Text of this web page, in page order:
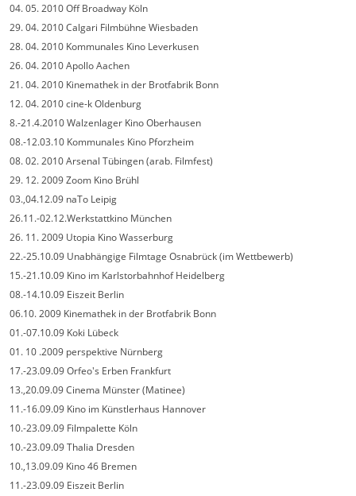
04. 05. 2010 Off Broadway Köln
29. 04. 2010 Calgari Filmbühne Wiesbaden
28. 04. 2010 Kommunales Kino Leverkusen
26. 04. 2010 Apollo Aachen
21. 04. 2010 Kinemathek in der Brotfabrik Bonn
12. 04. 2010 cine-k Oldenburg
8.-21.4.2010 Walzenlager Kino Oberhausen
08.-12.03.10 Kommunales Kino Pforzheim
08. 02. 2010 Arsenal Tübingen (arab. Filmfest)
29. 12. 2009 Zoom Kino Brühl
03.,04.12.09 naTo Leipig
26.11.-02.12.Werkstattkino München
26. 11. 2009 Utopia Kino Wasserburg
22.-25.10.09 Unabhängige Filmtage Osnabrück (im Wettbewerb)
15.-21.10.09 Kino im Karlstorbahnhof Heidelberg
08.-14.10.09 Eiszeit Berlin
06.10. 2009 Kinemathek in der Brotfabrik Bonn
01.-07.10.09 Koki Lübeck
01. 10 .2009 perspektive Nürnberg
17.-23.09.09 Orfeo's Erben Frankfurt
13.,20.09.09 Cinema Münster (Matinee)
11.-16.09.09 Kino im Künstlerhaus Hannover
10.-23.09.09 Filmpalette Köln
10.-23.09.09 Thalia Dresden
10.,13.09.09 Kino 46 Bremen
11.-23.09.09 Eiszeit Berlin